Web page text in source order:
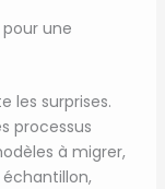
une
les surprises.
processus
à migrer,